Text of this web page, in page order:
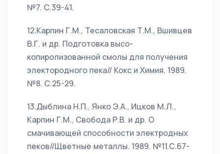
№7. С.39-41.
12.Карпин Г.М., Тесаловская Т.М., Вшивцев
В.Г. и др. Подготовка высо-
копиролизованной смолы для получения
электородного пека// Кокс и Химия. 1989.
№8. С.25-29.
13.Дыблина Н.П., Янко Э.А., Ицков М.Л.,
Карпин Г.М., Свобода Р.В. и др. О
смачивающей способности электродных
пеков//Щветные металлы. 1989. №11.С.67-